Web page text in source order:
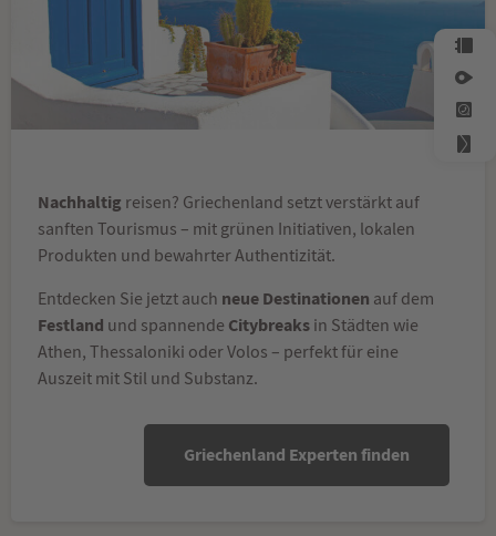
Nachhaltig reisen? Griechenland setzt verstärkt auf
sanften Tourismus – mit grünen Initiativen, lokalen
Produkten und bewahrter Authentizität.
Entdecken Sie jetzt auch neue Destinationen auf dem
Festland und spannende Citybreaks in Städten wie
Athen, Thessaloniki oder Volos – perfekt für eine
Auszeit mit Stil und Substanz.
Griechenland Experten finden